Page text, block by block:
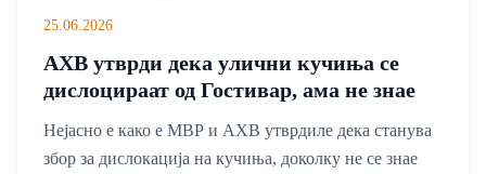
25.06.2026
АХВ утврди дека улични кучиња се
дислоцираат од Гостивар, ама не знае
Нејасно е како е МВР и АХВ утврдиле дека станува
збор за дислокација на кучиња, доколку не се знае